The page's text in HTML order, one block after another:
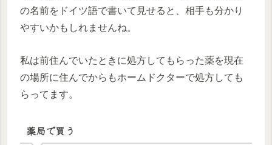
の名前をドイツ語で書いて見せると、相手も分かり
やすいかもしれませんね。
私は前住んでいたときに処方してもらった薬を現在
の場所に住んでからもホームドクターで処方しても
らってます。
薬局で買う